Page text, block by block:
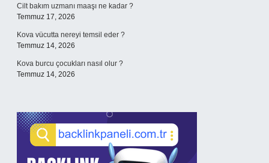
Cilt bakım uzmanı maaşı ne kadar ?
Temmuz 17, 2026
Kova vücutta nereyi temsil eder ?
Temmuz 14, 2026
Kova burcu çocukları nasıl olur ?
Temmuz 14, 2026